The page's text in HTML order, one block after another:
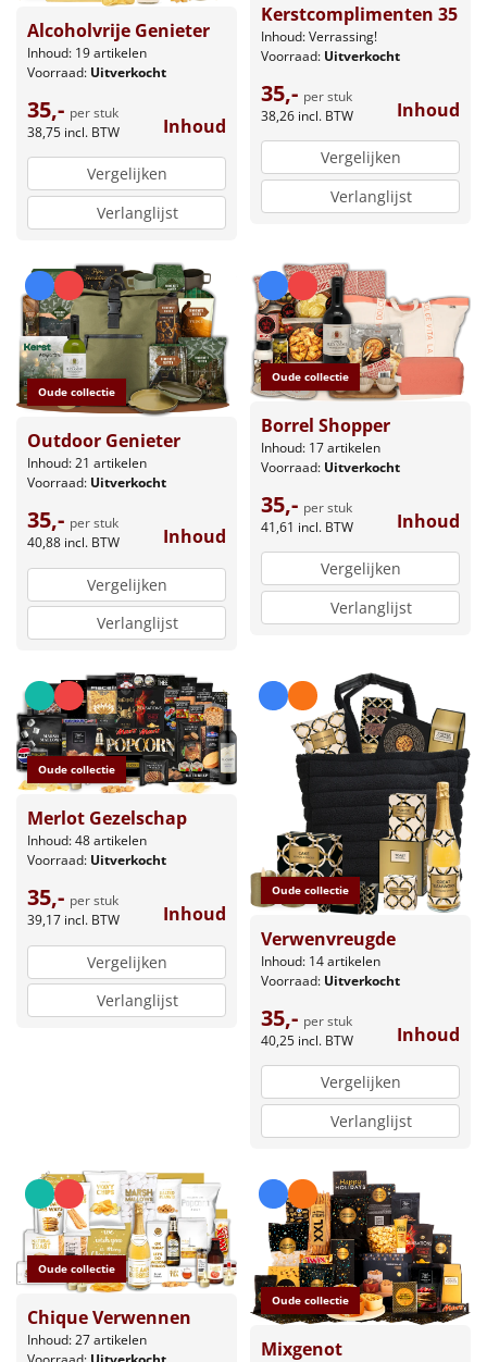
Alcoholvrije Genieter
Inhoud: 19 artikelen
Voorraad: Uitverkocht
35,- per stuk
38,75 incl. BTW Inhoud
Vergelijken
Verlanglijst
Kerstcomplimenten 35
Inhoud: Verrassing!
Voorraad: Uitverkocht
35,- per stuk
38,26 incl. BTW Inhoud
Vergelijken
Verlanglijst
Oude collectie
Outdoor Genieter
Inhoud: 21 artikelen
Voorraad: Uitverkocht
35,- per stuk
40,88 incl. BTW Inhoud
Vergelijken
Verlanglijst
Oude collectie
Borrel Shopper
Inhoud: 17 artikelen
Voorraad: Uitverkocht
35,- per stuk
41,61 incl. BTW Inhoud
Vergelijken
Verlanglijst
Oude collectie
Merlot Gezelschap
Inhoud: 48 artikelen
Voorraad: Uitverkocht
35,- per stuk
39,17 incl. BTW Inhoud
Vergelijken
Verlanglijst
Oude collectie
Verwenvreugde
Inhoud: 14 artikelen
Voorraad: Uitverkocht
35,- per stuk
40,25 incl. BTW Inhoud
Vergelijken
Verlanglijst
Oude collectie
Chique Verwennen
Inhoud: 27 artikelen
Oude collectie
Mixgenot